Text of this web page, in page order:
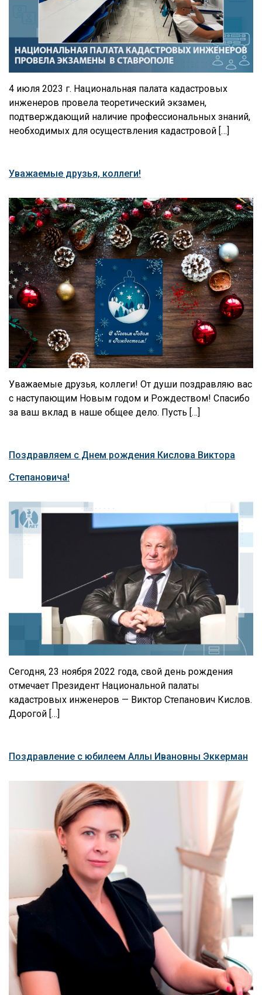
4 июля 2023 г. Национальная палата кадастровых
инженеров провела теоретический экзамен,
подтверждающий наличие профессиональных знаний,
необходимых для осуществления кадастровой […]
Уважаемые друзья, коллеги!
Уважаемые друзья, коллеги! От души поздравляю вас
с наступающим Новым годом и Рождеством! Спасибо
за ваш вклад в наше общее дело. Пусть […]
Поздравляем с Днем рождения Кислова Виктора
Степановича!
Сегодня, 23 ноября 2022 года, свой день рождения
отмечает Президент Национальной палаты
кадастровых инженеров — Виктор Степанович Кислов.
Дорогой […]
Поздравление с юбилеем Аллы Ивановны Эккерман